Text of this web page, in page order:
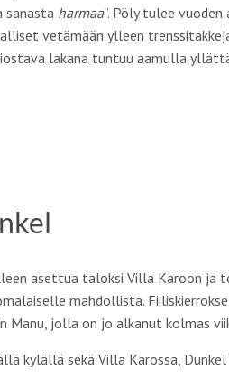
sanasta harmaa”. Pöly tulee
vetämään ylleen
lakana tuntuu aamulla
asettua taloksi Villa Karoon ja
mahdollista.
Manu, jolla on jo alkanut kolmas
kylällä sekä Villa Karossa,